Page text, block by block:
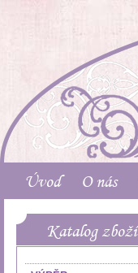
Úvod O nás
Katalog zboží